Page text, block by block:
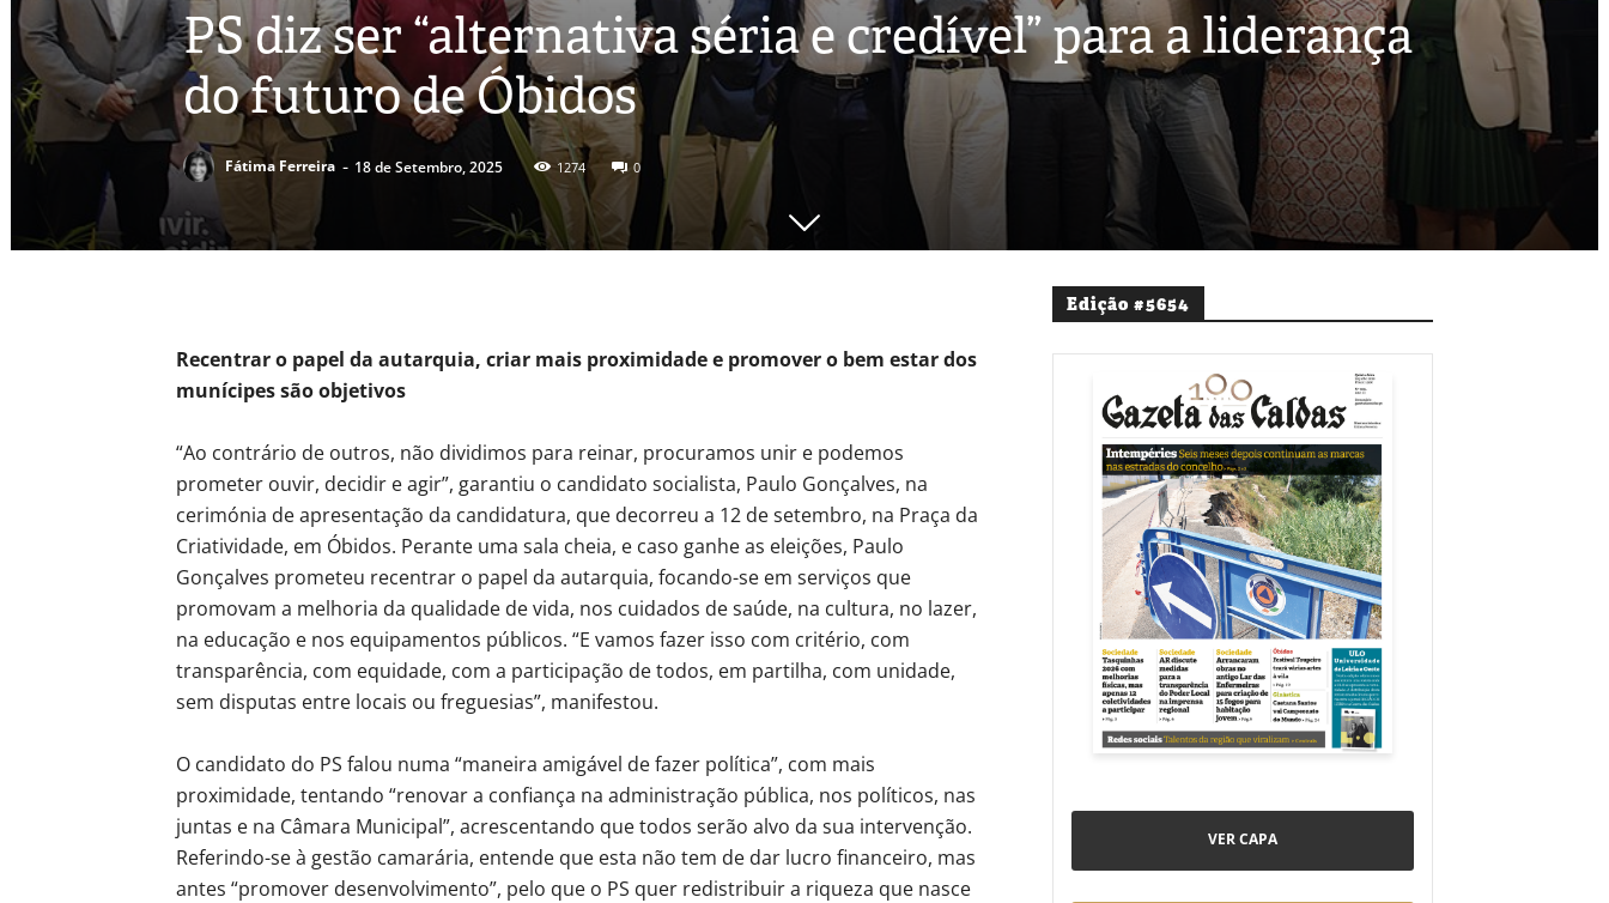
PS diz ser “alternativa séria e credível” para a liderança
do futuro de Óbidos
Fátima Ferreira - 18 de Setembro, 2025 1274 0
Recentrar o papel da autarquia, criar mais proximidade e promover o bem estar dos
munícipes são objetivos
“Ao contrário de outros, não dividimos para reinar, procuramos unir e podemos
prometer ouvir, decidir e agir”, garantiu o candidato socialista, Paulo Gonçalves, na
cerimónia de apresentação da candidatura, que decorreu a 12 de setembro, na Praça da
Criatividade, em Óbidos. Perante uma sala cheia, e caso ganhe as eleições, Paulo
Gonçalves prometeu recentrar o papel da autarquia, focando-se em serviços que
promovam a melhoria da qualidade de vida, nos cuidados de saúde, na cultura, no lazer,
na educação e nos equipamentos públicos. “E vamos fazer isso com critério, com
transparência, com equidade, com a participação de todos, em partilha, com unidade,
sem disputas entre locais ou freguesias”, manifestou.
O candidato do PS falou numa “maneira amigável de fazer política”, com mais
proximidade, tentando “renovar a confiança na administração pública, nos políticos, nas
juntas e na Câmara Municipal”, acrescentando que todos serão alvo da sua intervenção.
Referindo-se à gestão camarária, entende que esta não tem de dar lucro financeiro, mas
antes “promover desenvolvimento”, pelo que o PS quer redistribuir a riqueza que nasce
Edição #5654
VER CAPA